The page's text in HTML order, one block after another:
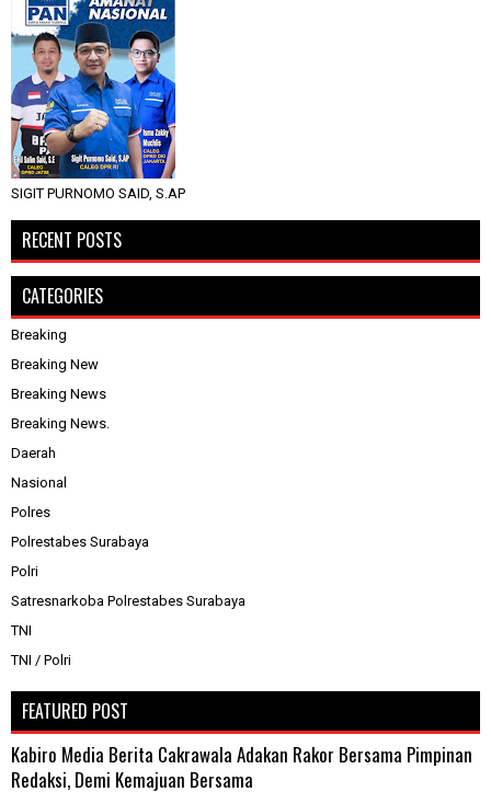
SIGIT PURNOMO SAID, S.AP
RECENT POSTS
CATEGORIES
Breaking
Breaking New
Breaking News
Breaking News.
Daerah
Nasional
Polres
Polrestabes Surabaya
Polri
Satresnarkoba Polrestabes Surabaya
TNI
TNI / Polri
FEATURED POST
Kabiro Media Berita Cakrawala Adakan Rakor Bersama Pimpinan
Redaksi, Demi Kemajuan Bersama